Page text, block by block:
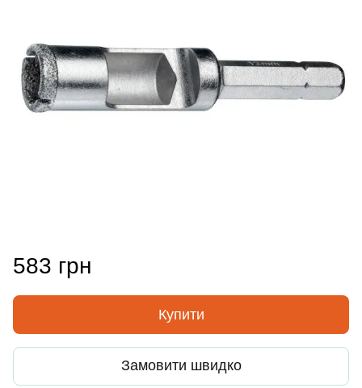
583 грн
Купити
Замовити швидко